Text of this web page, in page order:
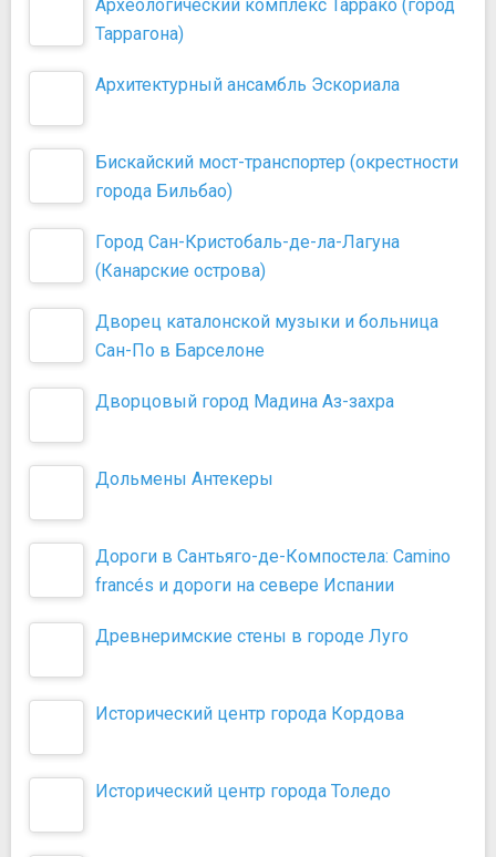
Археологический комплекс Таррако (город
Таррагона)
Архитектурный ансамбль Эскориала
Бискайский мост-транспортер (окрестности
города Бильбао)
Город Сан-Кристобаль-де-ла-Лагуна
(Канарские острова)
Дворец каталонской музыки и больница
Сан-По в Барселоне
Дворцовый город Мадина Аз-захра
Дольмены Антекеры
Дороги в Сантьяго-де-Компостела: Camino
francés и дороги на севере Испании
Древнеримские стены в городе Луго
Исторический центр города Кордова
Исторический центр города Толедо